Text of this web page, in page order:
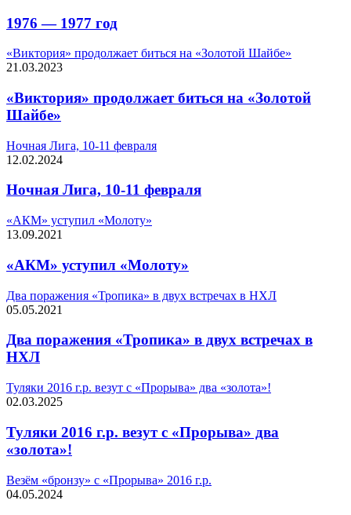
1976 — 1977 год
«Виктория» продолжает биться на «Золотой Шайбе»
21.03.2023
«Виктория» продолжает биться на «Золотой
Шайбе»
Ночная Лига, 10-11 февраля
12.02.2024
Ночная Лига, 10-11 февраля
«АКМ» уступил «Молоту»
13.09.2021
«АКМ» уступил «Молоту»
Два поражения «Тропика» в двух встречах в НХЛ
05.05.2021
Два поражения «Тропика» в двух встречах в
НХЛ
Туляки 2016 г.р. везут с «Прорыва» два «золота»!
02.03.2025
Туляки 2016 г.р. везут с «Прорыва» два
«золота»!
Везём «бронзу» с «Прорыва» 2016 г.р.
04.05.2024